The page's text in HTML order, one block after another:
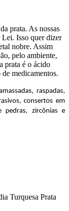
prata. As nossas
Lei. Isso quer dizer
nobre. Assim
pelo ambiente,
prata é o ácido
medicamentos.
raspadas,
consertos em
pedras, zircônias e
Turquesa Prata